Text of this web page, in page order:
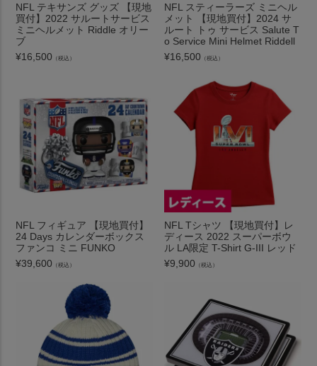
NFL テキサンズ グッズ 【現地
買付】2022 サルートサービス
ミニヘルメット Riddle オリー
ブ
¥16,500 （税込）
NFL スティーラーズ ミニヘル
メット 【現地買付】2024 サ
ルート トゥ サービス Salute T
o Service Mini Helmet Riddell
¥16,500 （税込）
NFL フィギュア 【現地買付】
24 Days カレンダーボックス
ファンコ ミニ FUNKO
¥39,600 （税込）
NFL Tシャツ 【現地買付】レ
ディース 2022 スーパーボウ
ル LA限定 T-Shirt G-III レッド
¥9,900 （税込）